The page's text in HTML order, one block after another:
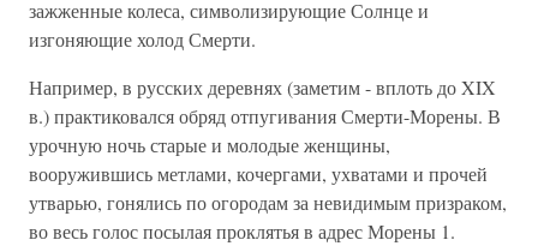
зажженные колеса, символизирующие Солнце и
изгоняющие холод Смерти.
Например, в русских деревнях (заметим - вплоть до XIX
в.) практиковался обряд отпугивания Смерти-Морены. В
урочную ночь старые и молодые женщины,
вооружившись метлами, кочергами, ухватами и прочей
утварью, гонялись по огородам за невидимым призраком,
во весь голос посылая проклятья в адрес Морены 1.